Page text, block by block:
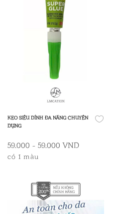
KEO SIÊU DÍNH ĐA NĂNG CHUYÊN
DỤNG
59.000 - 59.000 VND
có 1 màu